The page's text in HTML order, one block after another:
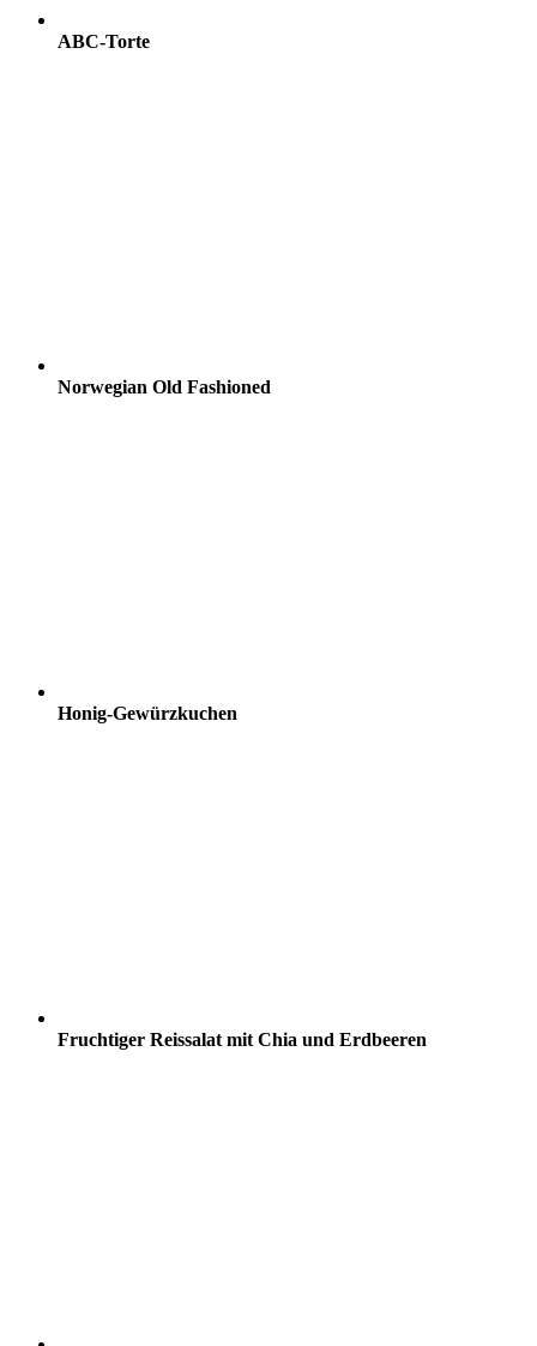
ABC-Torte
Norwegian Old Fashioned
Honig-Gewürzkuchen
Fruchtiger Reissalat mit Chia und Erdbeeren